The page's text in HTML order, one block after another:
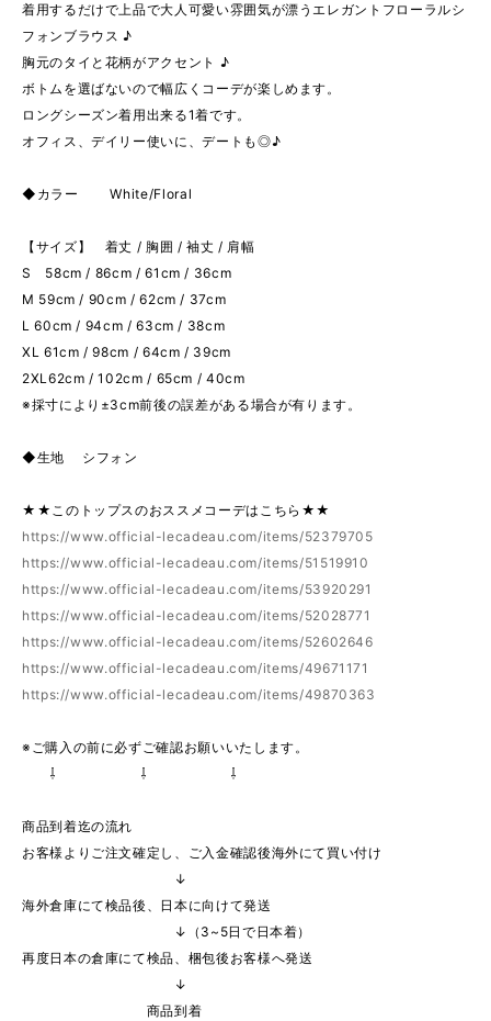
着用するだけで上品で大人可愛い雰囲気が漂うエレガントフローラルシ
フォンブラウス ♪
胸元のタイと花柄がアクセント ♪
ボトムを選ばないので幅広くコーデが楽しめます。
ロングシーズン着用出来る1着です。
オフィス、デイリー使いに、デートも◎♪
◆カラー White/Floral
【サイズ】 着丈 / 胸囲 / 袖丈 / 肩幅
S 58cm / 86cm / 61cm / 36cm
M 59cm / 90cm / 62cm / 37cm
L 60cm / 94cm / 63cm / 38cm
XL 61cm / 98cm / 64cm / 39cm
2XL62cm / 102cm / 65cm / 40cm
※採寸により±3cm前後の誤差がある場合が有ります。
◆生地 シフォン
★★このトップスのおススメコーデはこちら★★
https://www.official-lecadeau.com/items/52379705
https://www.official-lecadeau.com/items/51519910
https://www.official-lecadeau.com/items/53920291
https://www.official-lecadeau.com/items/52028771
https://www.official-lecadeau.com/items/52602646
https://www.official-lecadeau.com/items/49671171
https://www.official-lecadeau.com/items/49870363
※ご購入の前に必ずご確認お願いいたします。
⇩ ⇩ ⇩
商品到着迄の流れ
お客様よりご注文確定し、ご入金確認後海外にて買い付け
↓
海外倉庫にて検品後、日本に向けて発送
↓（3~5日で日本着）
再度日本の倉庫にて検品、梱包後お客様へ発送
↓
商品到着